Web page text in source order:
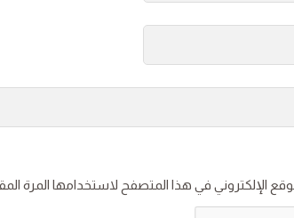
الإلكتروني في هذا المتصفح لاستخدامها المرة